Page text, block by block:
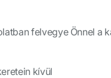
felvegye Önnel a
kívül